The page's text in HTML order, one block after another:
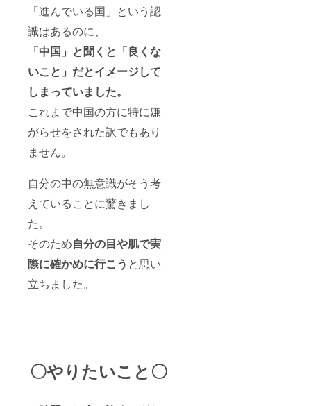
「進んでいる国」という認
識はあるのに、
「中国」と聞くと「良くな
いこと」だとイメージして
しまっていました。
これまで中国の方に特に嫌
がらせをされた訳でもあり
ません。
自分の中の無意識がそう考
えていることに驚きまし
た。
そのため自分の目や肌で実
際に確かめに行こう と思い
立ちました。
〇やりたいこと〇